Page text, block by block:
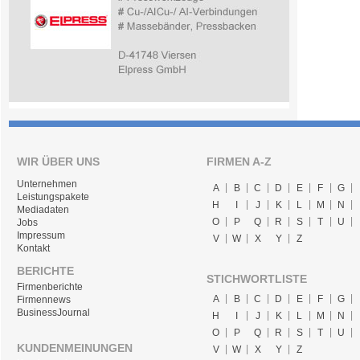
WIR ÜBER UNS
Unternehmen
Leistungspakete
Mediadaten
Jobs
Impressum
Kontakt
BERICHTE
Firmenberichte
Firmennews
BusinessJournal
KUNDENMEINUNGEN
FIRMEN A-Z
A B C D E F
G
H
J K L M
N
O
P Q R S T
U
V
W X Y Z
STICHWORTLISTE
A B C D E F
G
H
J K L M
N
O
P Q R S T
U
V
W X Y Z